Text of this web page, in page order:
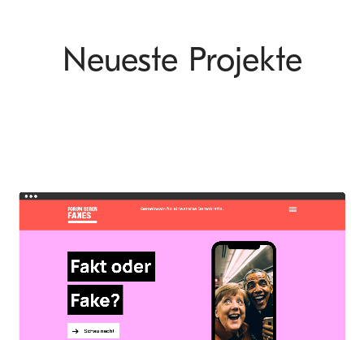
Neueste Projekte